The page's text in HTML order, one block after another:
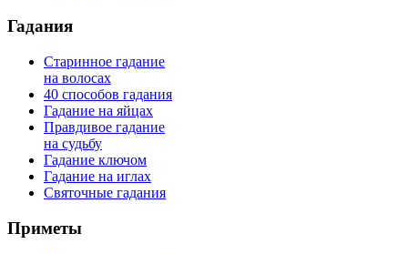
Гадания
Старинное гадание
на волосах
40 способов гадания
Гадание на яйцах
Правдивое гадание
на судьбу
Гадание ключом
Гадание на иглах
Святочные гадания
Приметы